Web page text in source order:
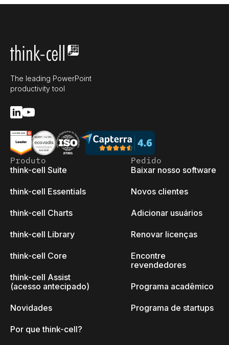
The leading PowerPoint
productivity tool
Produto
think-cell Suite
think-cell Essentials
think-cell Charts
think-cell Library
think-cell Core
think-cell Assist
(acesso antecipado)
Novidades
Por que think-cell?
Pedido
Baixar nosso software
Novos clientes
Adicionar usuários
Renovar licenças
Encontre
revendedores
Programa acadêmico
Programa de startups